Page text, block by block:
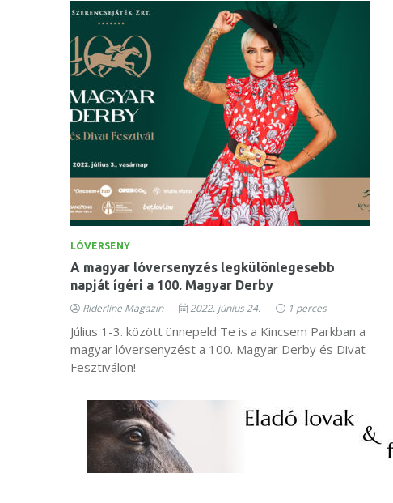
LÓVERSENY
A magyar lóversenyzés legkülönlegesebb
napját ígéri a 100. Magyar Derby
Riderline Magazin 2022. június 24. 1 perces
Július 1-3. között ünnepeld Te is a Kincsem Parkban a
magyar lóversenyzést a 100. Magyar Derby és Divat
Fesztiválon!